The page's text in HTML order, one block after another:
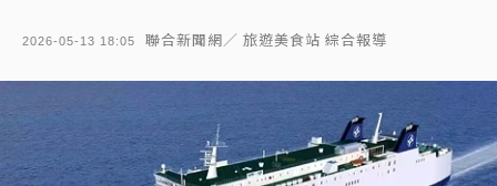
2026-05-13 18:05 聯合新聞網／ 旅遊美食站 綜合報導